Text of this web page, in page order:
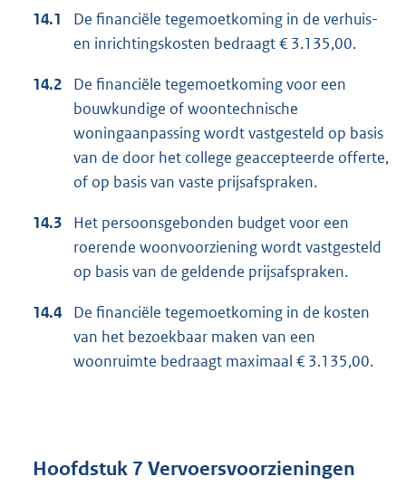
14.1
De financiële tegemoetkoming in de verhuis-
en inrichtingskosten bedraagt € 3.135,00.
14.2
De financiële tegemoetkoming voor een
bouwkundige of woontechnische
woningaanpassing wordt vastgesteld op basis
van de door het college geaccepteerde offerte,
of op basis van vaste prijsafspraken.
14.3
Het persoonsgebonden budget voor een
roerende woonvoorziening wordt vastgesteld
op basis van de geldende prijsafspraken.
14.4
De financiële tegemoetkoming in de kosten
van het bezoekbaar maken van een
woonruimte bedraagt maximaal € 3.135,00.
Hoofdstuk 7 Vervoersvoorzieningen